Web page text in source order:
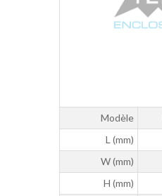
Modèle
L (mm)
W (mm)
H (mm)